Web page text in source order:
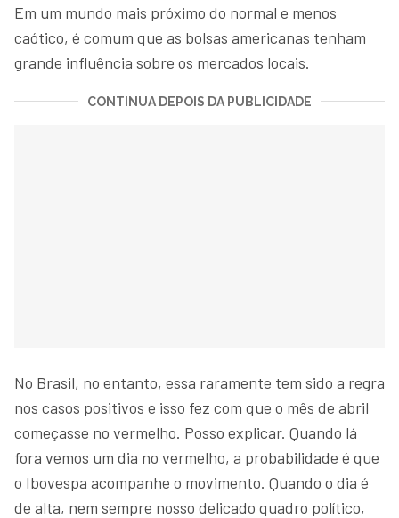
Em um mundo mais próximo do normal e menos
caótico, é comum que as bolsas americanas tenham
grande influência sobre os mercados locais.
CONTINUA DEPOIS DA PUBLICIDADE
No Brasil, no entanto, essa raramente tem sido a regra
nos casos positivos e isso fez com que o mês de abril
começasse no vermelho. Posso explicar. Quando lá
fora vemos um dia no vermelho, a probabilidade é que
o Ibovespa acompanhe o movimento. Quando o dia é
de alta, nem sempre nosso delicado quadro político,